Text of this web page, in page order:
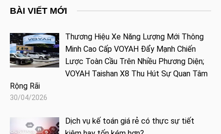
BÀI VIẾT MỚI
Thương Hiệu Xe Năng Lượng Mới Thông
Minh Cao Cấp VOYAH Đẩy Mạnh Chiến
Lược Toàn Cầu Trên Nhiều Phương Diện;
VOYAH Taishan X8 Thu Hút Sự Quan Tâm
Rộng Rãi
30/04/2026
Dịch vụ kế toán giá rẻ có thực sự tiết